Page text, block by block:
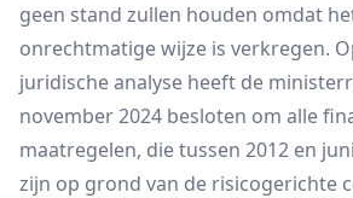
geen stand zullen houden omdat
onrechtmatige wijze is verkregen.
juridische analyse heeft de
november 2024 besloten om alle
maatregelen, die tussen 2012 en
zijn op grond van de risicogerichte